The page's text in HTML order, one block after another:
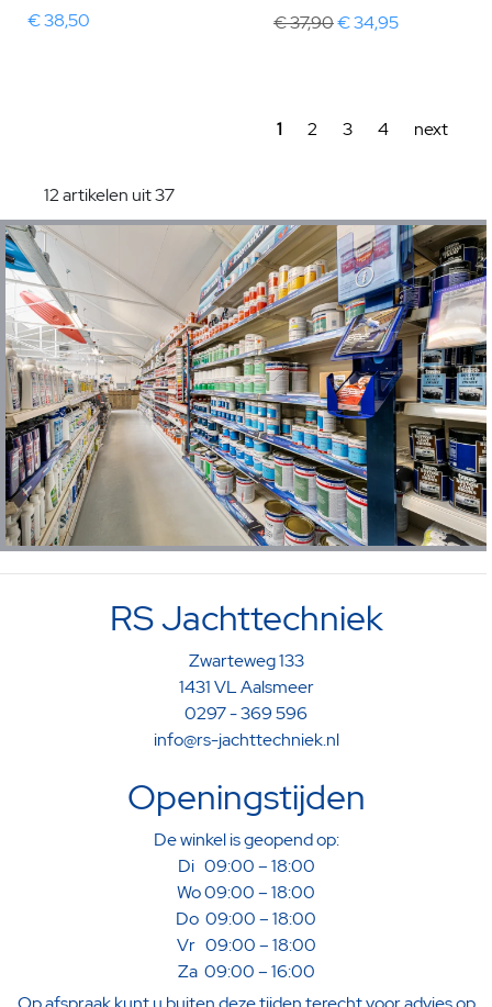
€ 38,50 € 37,90€ 34,95
1 2 3 4 next
12 artikelen uit 37
RS Jachttechniek
Zwarteweg 133
1431 VL Aalsmeer
0297 - 369 596
info@rs-jachttechniek.nl
Openingstijden
De winkel is geopend op:
Di 09:00 – 18:00
Wo 09:00 – 18:00
Do 09:00 – 18:00
Vr 09:00 – 18:00
Za 09:00 – 16:00